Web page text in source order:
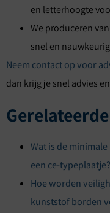
en letterhoogte
We produceren
snel en
Neem contact op voor
dan krijg je snel advies
Wat is de
een ce-typeplaatje?
Hoe worden
kunststof borden